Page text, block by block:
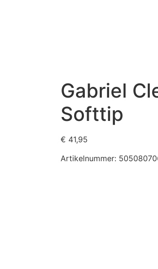
Gabriel
Softtip
€ 41,95
Artikelnummer: